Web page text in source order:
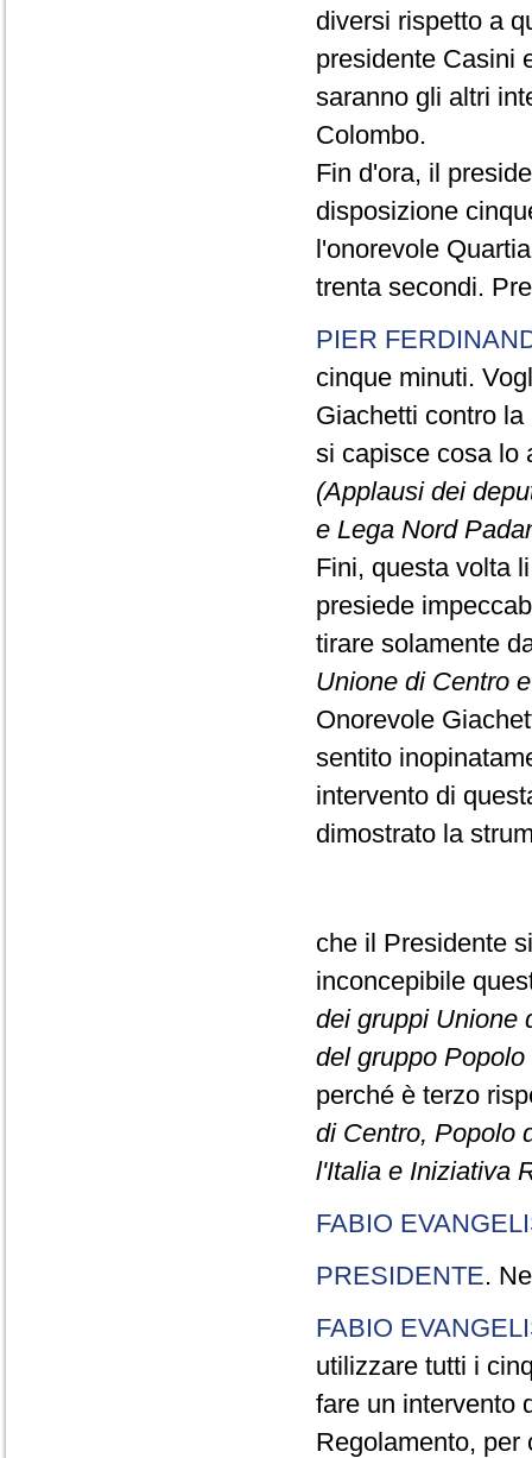
diversi rispetto a
presidente Casini
saranno gli altri
Colombo.
Fin d'ora, il
disposizione
l'onorevole
trenta secondi.
PIER
cinque minuti.
Giachetti contro
si capisce cosa lo
(Applausi dei
e Lega Nord
Fini, questa volta
presiede
tirare solamente
Unione di Centro
Onorevole
sentito
intervento di
dimostrato la
che il Presidente
inconcepibile
dei gruppi Unione
del gruppo
perché è terzo
di Centro, Popolo
l'Italia e Iniziativa
FABIO
PRESIDENTE.
FABIO
utilizzare tutti i
fare un intervento
Regolamento, per